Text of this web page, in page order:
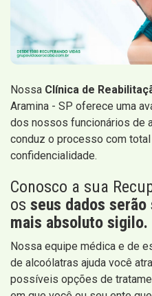
Nossa Clínica de
Aramina - SP oferece uma
dos nossos funcionários de
conduz o processo com
confidencialidade.
Conosco a sua
os seus dados
mais absoluto sigilo.
Nossa equipe médica e de
de alcoólatras ajuda você
possíveis opções de